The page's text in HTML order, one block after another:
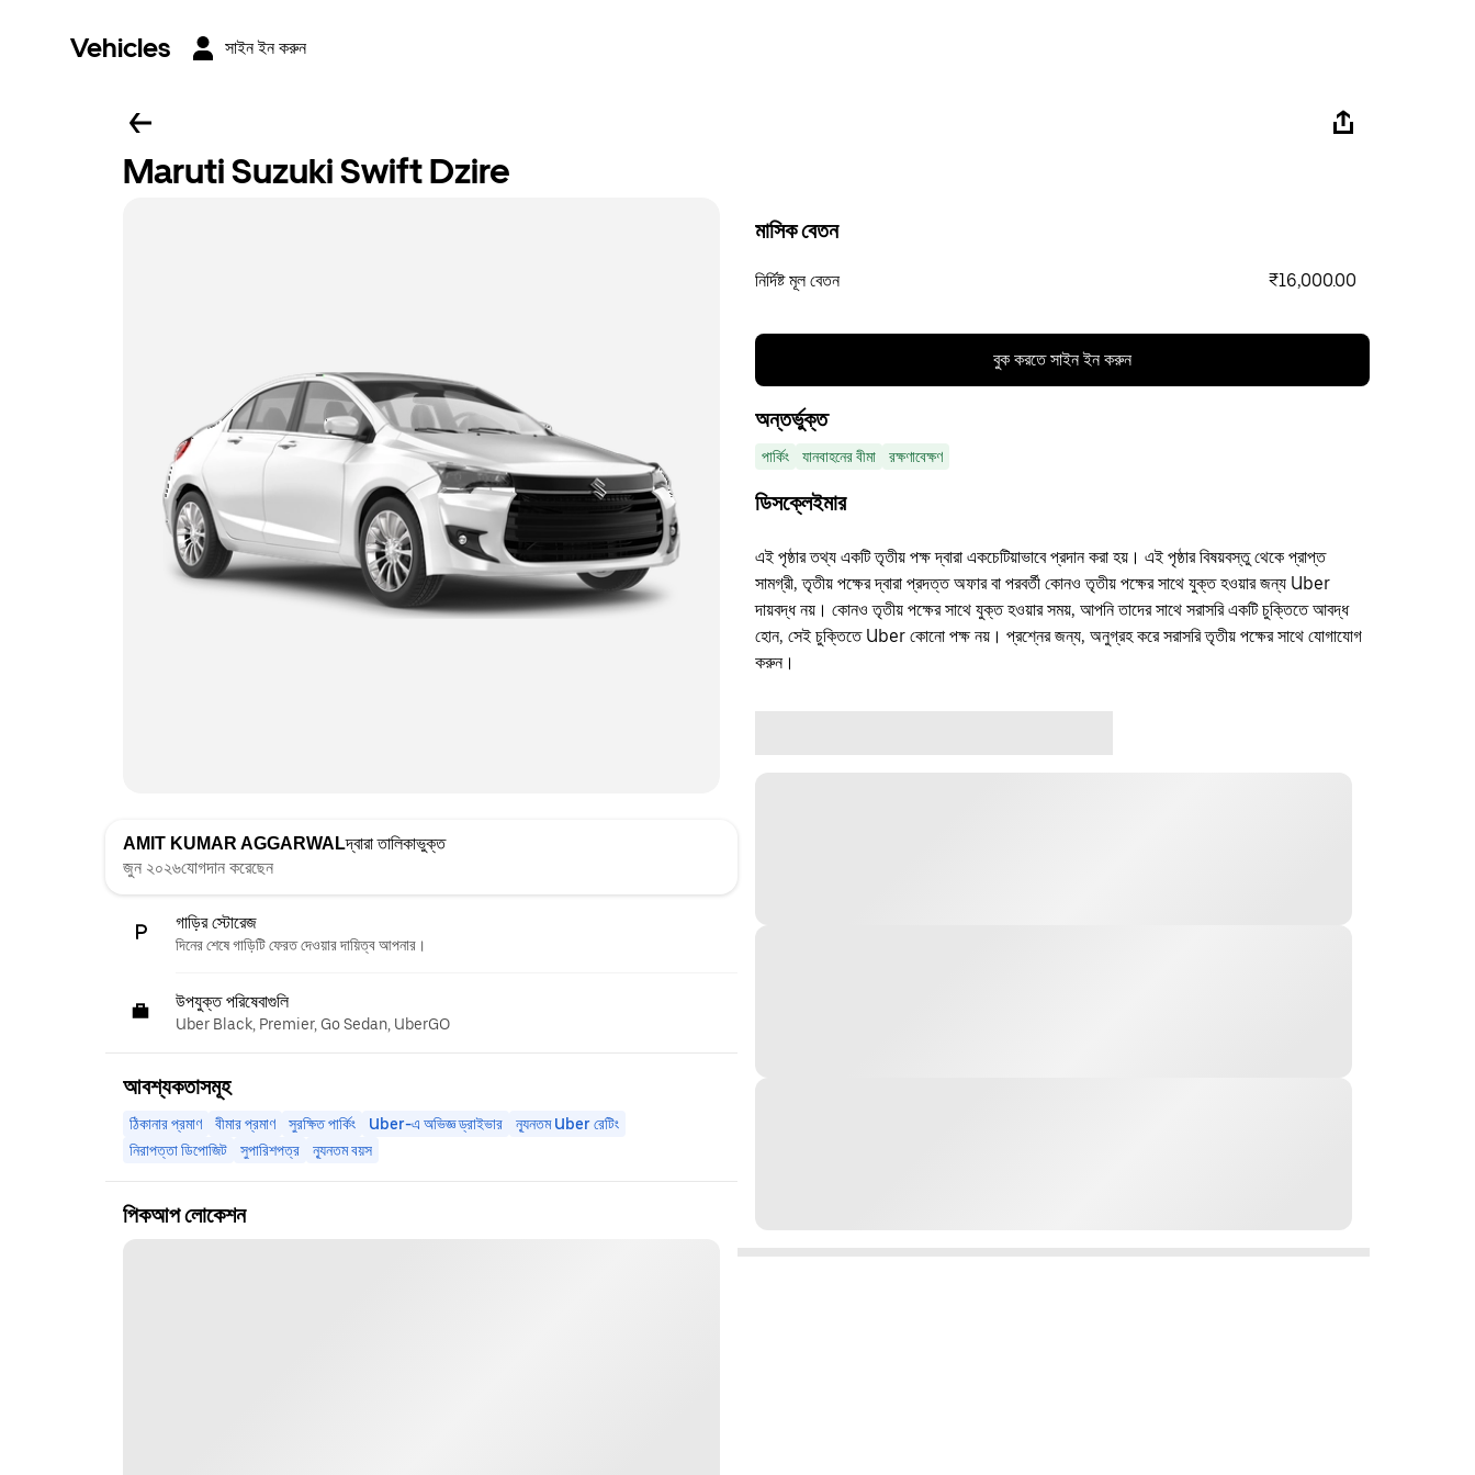
Vehicles সাইন ইন করুন
Maruti Suzuki Swift Dzire
AMIT KUMAR AGGARWALদ্বারা তালিকাভুক্ত
জুন ২০২৬যোগদান করেছেন
গাড়ির স্টোরেজ
দিনের শেষে গাড়িটি ফেরত দেওয়ার দায়িত্ব আপনার।
উপযুক্ত পরিষেবাগুলি
Uber Black, Premier, Go Sedan, UberGO
আবশ্যকতাসমূহ
ঠিকানার প্রমাণ বীমার প্রমাণ সুরক্ষিত পার্কিং Uber-এ অভিজ্ঞ ড্রাইভার
ন্যূনতম Uber রেটিং
নিরাপত্তা ডিপোজিট
সুপারিশপত্র ন্যূনতম বয়স
পিকআপ লোকেশন
মাসিক বেতন
নির্দিষ্ট মূল বেতন ₹16,000.00
বুক করতে সাইন ইন করুন
অন্তর্ভুক্ত
পার্কিং যানবাহনের বীমা রক্ষণাবেক্ষণ
ডিসক্লেইমার
এই পৃষ্ঠার তথ্য একটি তৃতীয় পক্ষ দ্বারা একচেটিয়াভাবে প্রদান করা হয়। এই পৃষ্ঠার বিষয়বস্তু থেকে প্রাপ্ত
সামগ্রী, তৃতীয় পক্ষের দ্বারা প্রদত্ত অফার বা পরবর্তী কোনও তৃতীয় পক্ষের সাথে যুক্ত হওয়ার জন্য Uber
দায়বদ্ধ নয়। কোনও তৃতীয় পক্ষের সাথে যুক্ত হওয়ার সময়, আপনি তাদের সাথে সরাসরি একটি চুক্তিতে আবদ্ধ
হোন, সেই চুক্তিতে Uber কোনো পক্ষ নয়। প্রশ্নের জন্য, অনুগ্রহ করে সরাসরি তৃতীয় পক্ষের সাথে যোগাযোগ
করুন।